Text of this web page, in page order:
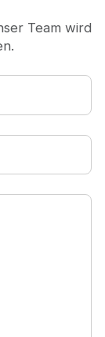
Team wird